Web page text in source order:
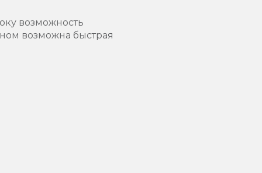
возможность
возможна быстрая